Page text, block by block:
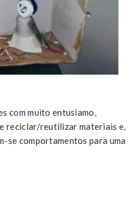
com muito entusiamo,
reciclar/reutilizar materiais e,
se comportamentos para uma